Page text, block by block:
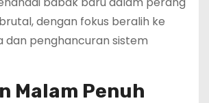
dengan fokus beralih ke
dan penghancuran sistem
Malam Penuh